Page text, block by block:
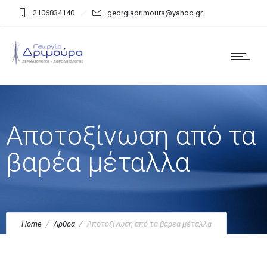
2106834140 georgiadrimoura@yahoo.gr
Αποτοξίνωση από τα
βαρέα μέταλλα
Home Άρθρα Αποτοξίνωση από τα βαρέα μέταλλα